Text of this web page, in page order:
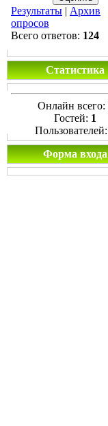
Результаты | Архив
опросов
Всего ответов: 124
Статистика
Онлайн всего:
Гостей: 1
Пользователей:
Форма входа